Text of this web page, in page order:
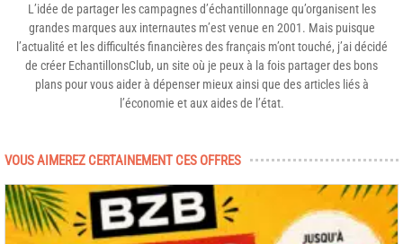
L’idée de partager les campagnes d’échantillonnage qu’organisent les
grandes marques aux internautes m’est venue en 2001. Mais puisque
l’actualité et les difficultés financières des français m’ont touché, j’ai décidé
de créer EchantillonsClub, un site où je peux à la fois partager des bons
plans pour vous aider à dépenser mieux ainsi que des articles liés à
l’économie et aux aides de l’état.
VOUS AIMEREZ CERTAINEMENT CES OFFRES